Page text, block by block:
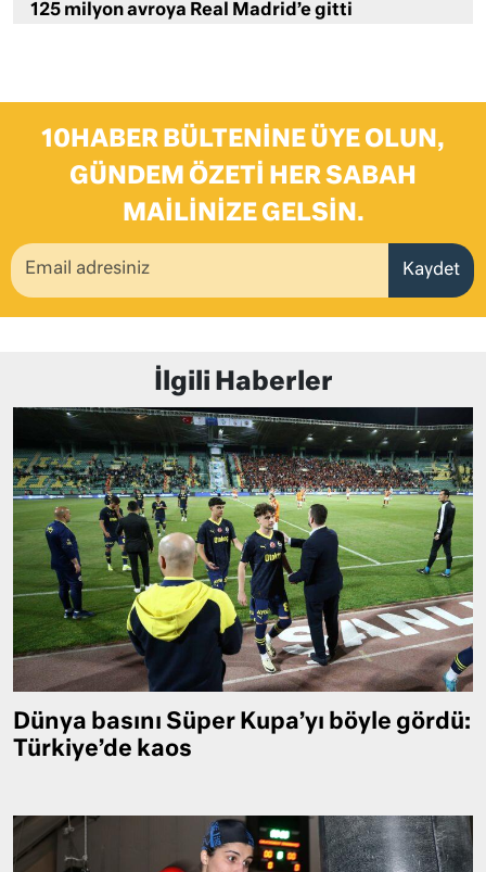
125 milyon avroya Real Madrid’e gitti
10HABER BÜLTENINE ÜYE OLUN,
GÜNDEM ÖZETI HER SABAH
MAILINIZE GELSIN.
Kaydet
İlgili Haberler
Dünya basını Süper Kupa’yı böyle gördü:
Türkiye’de kaos